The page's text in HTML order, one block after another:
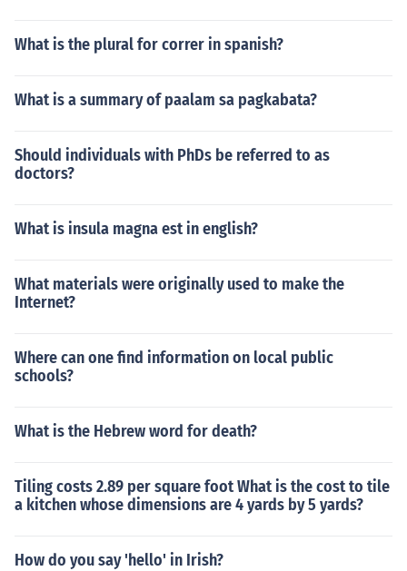
What is the plural for correr in spanish?
What is a summary of paalam sa pagkabata?
Should individuals with PhDs be referred to as
doctors?
What is insula magna est in english?
What materials were originally used to make the
Internet?
Where can one find information on local public
schools?
What is the Hebrew word for death?
Tiling costs 2.89 per square foot What is the cost to tile
a kitchen whose dimensions are 4 yards by 5 yards?
How do you say 'hello' in Irish?